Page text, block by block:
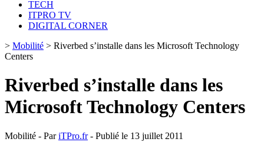
TECH
ITPRO TV
DIGITAL CORNER
> Mobilité > Riverbed s’installe dans les Microsoft Technology
Centers
Riverbed s’installe dans les
Microsoft Technology Centers
Mobilité - PariTPro.fr- Publié le 13 juillet 2011